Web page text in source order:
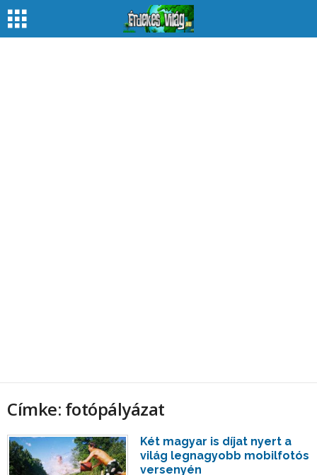
Címke: fotópályázat
Két magyar is díjat nyert a
világ legnagyobb mobilfotós
versenyén